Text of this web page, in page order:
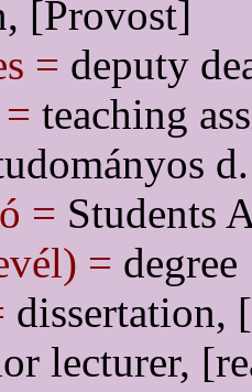
[Provost]
= deputy
teaching
d.
= Students
= degree
dissertation,
lecturer,